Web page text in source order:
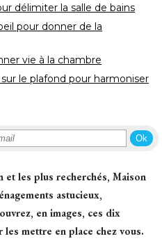
délimiter la salle de bains
pour donner de la
vie à la chambre
le plafond pour harmoniser
Ok
et les plus recherchés, Maison
astucieux,
en images, ces dix
mettre en place chez vous.